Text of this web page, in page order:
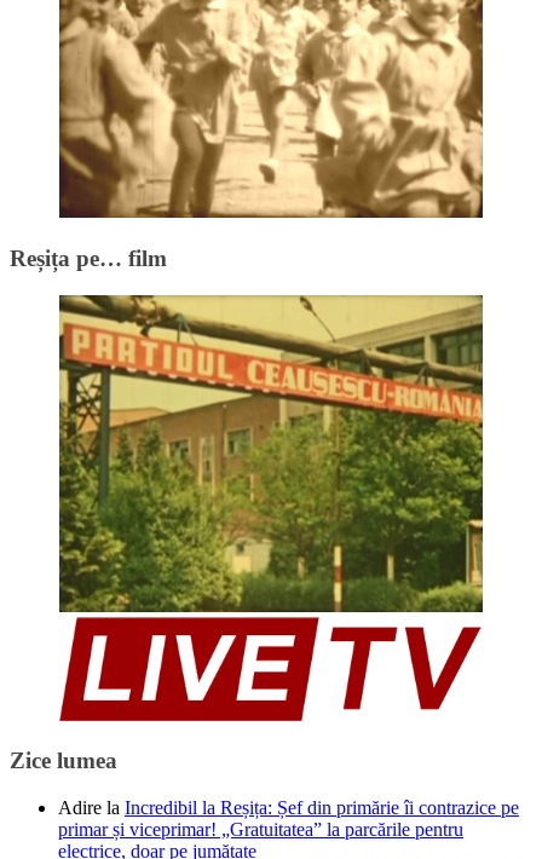
Reșița pe… film
Zice lumea
Adire la Incredibil la Reșița: Șef din primărie îi contrazice pe
primar și viceprimar! „Gratuitatea” la parcările pentru
electrice, doar pe jumătate